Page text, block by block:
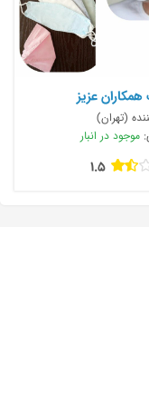
عزیز
(تهران)
موجود در انبار
1.5